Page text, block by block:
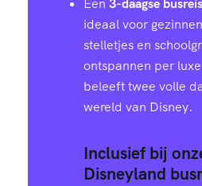
Een 3-daagse
ideaal voor
stelletjes en
ontspannen per
beleeft twee volle
wereld van Disney.
Inclusief bij
Disneyland